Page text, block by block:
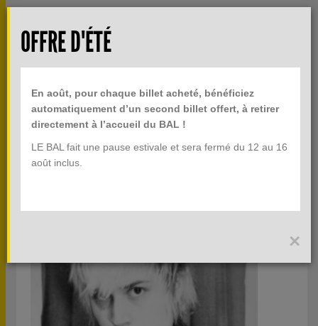
Aller au contenu principal
TOGGLE
NAVIGATION
MENU
BILLETTERIE
JEUNE CRÉATION : ARTISTES
OFFRE D'ÉTÉ
En août, pour chaque billet acheté, bénéficiez
automatiquement d’un second billet offert, à retirer
directement à l’accueil du BAL !
LE BAL fait une pause estivale et sera fermé du 12 au 16
août inclus.
×